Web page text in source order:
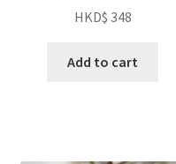
HKD$ 348
Add to cart